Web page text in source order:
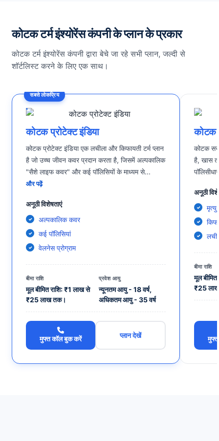
कोटक टर्म इंश्योरेंस कंपनी के प्लान के प्रकार
कोटक टर्म इंश्योरेंस कंपनी द्वारा बेचे जा रहे सभी प्लान, जल्दी से
शॉर्टलिस्ट करने के लिए एक साथ।
सबसे लोकप्रिय
कोटक प्रोटेक्ट इंडिया
कोटक प्रोटेक्ट इंडिया एक लचीला और किफायती टर्म प्लान
है जो उच्च जीवन कवर प्रदान करता है, जिसमें अल्पकालिक
"सैशे लाइफ कवर" और कई पॉलिसियों के माध्यम से...
और पढ़ें
अनूठी विशेषताएं
अल्पकालिक कवर
कई पॉलिसियां
वेलनेस प्रोग्राम
बीमा राशि
मूल बीमित राशि: ₹1 लाख से
₹25 लाख तक।
प्रवेश आयु
न्यूनतम आयु - 18 वर्ष,
अधिकतम आयु - 35 वर्ष
मुफ्त कॉल बुक करें प्लान देखें
कोटक
कोटक
है, खास
अनूठी
मृत्यु
बीमा राशि
मूल
₹25